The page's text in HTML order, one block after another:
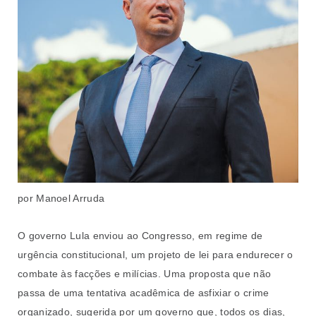
por Manoel Arruda
O governo Lula enviou ao Congresso, em regime de
urgência constitucional, um projeto de lei para endurecer o
combate às facções e milícias. Uma proposta que não
passa de uma tentativa acadêmica de asfixiar o crime
organizado, sugerida por um governo que, todos os dias,